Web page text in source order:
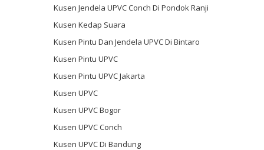
Kusen Jendela UPVC Conch Di Pondok Ranji
Kusen Kedap Suara
Kusen Pintu Dan Jendela UPVC Di Bintaro
Kusen Pintu UPVC
Kusen Pintu UPVC Jakarta
Kusen UPVC
Kusen UPVC Bogor
Kusen UPVC Conch
Kusen UPVC Di Bandung